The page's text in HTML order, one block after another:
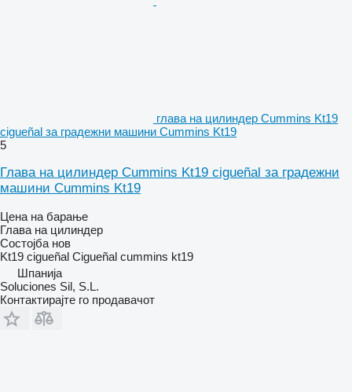
глава на цилиндер Cummins Kt19
cigueñal за градежни машини Cummins Kt19
5
Глава на цилиндер Cummins Kt19 cigueñal за градежни
машини Cummins Kt19
Цена на барање
Глава на цилиндер
Состојба нов
Kt19 cigueñal Cigueñal cummins kt19
Шпанија
Soluciones Sil, S.L.
Контактирајте го продавачот